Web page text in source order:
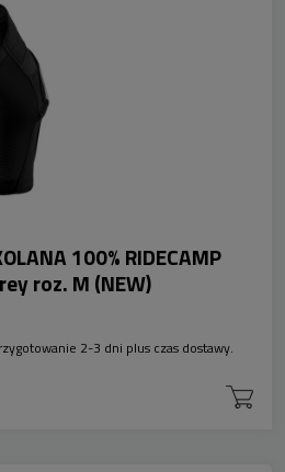
100% RIDECAMP
roz. M (NEW)
2-3 dni plus czas dostawy.